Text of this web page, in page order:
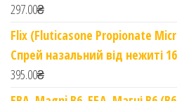
297.00₴
Flix (Fluticasone Propionate
Спрей назальний від нежиті
395.00₴